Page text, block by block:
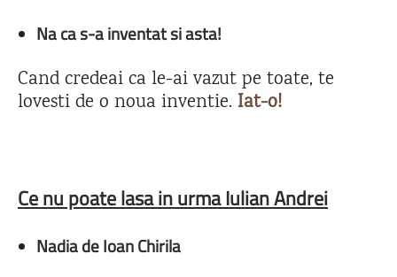
Na ca s-a inventat si asta!
Cand credeai ca le-ai vazut pe toate, te
lovesti de o noua inventie. Iat-o!
Ce nu poate lasa in urma Iulian Andrei
Nadia de Ioan Chirila